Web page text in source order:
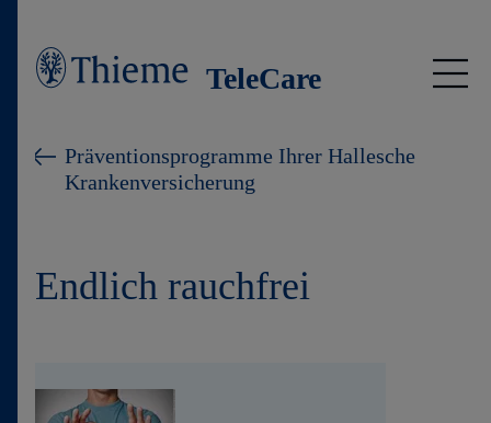
TeleCare
Präventionsprogramme Ihrer Hallesche
Krankenversicherung
Endlich rauchfrei